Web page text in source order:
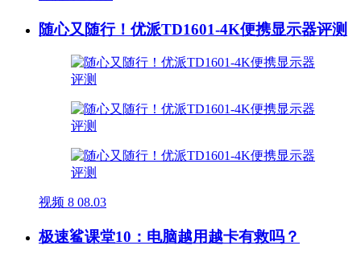
随心又随行！优派TD1601-4K便携显示器评测
视频 8 08.03
极速鲨课堂10：电脑越用越卡有救吗？